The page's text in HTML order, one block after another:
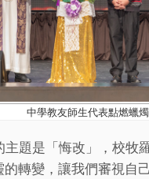
中學教友師生代表點燃蠟燭
主題是「悔改」，校牧
轉變，讓我們審視自